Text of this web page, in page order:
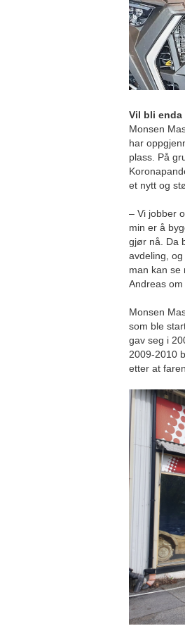
Vil bli enda
Monsen
har
plass. På
et nytt og
– Vi jobber
min er å
gjør nå. Da
avdeling,
man kan se
Andreas
Monsen
som ble
gav seg i
2009-2010
etter at